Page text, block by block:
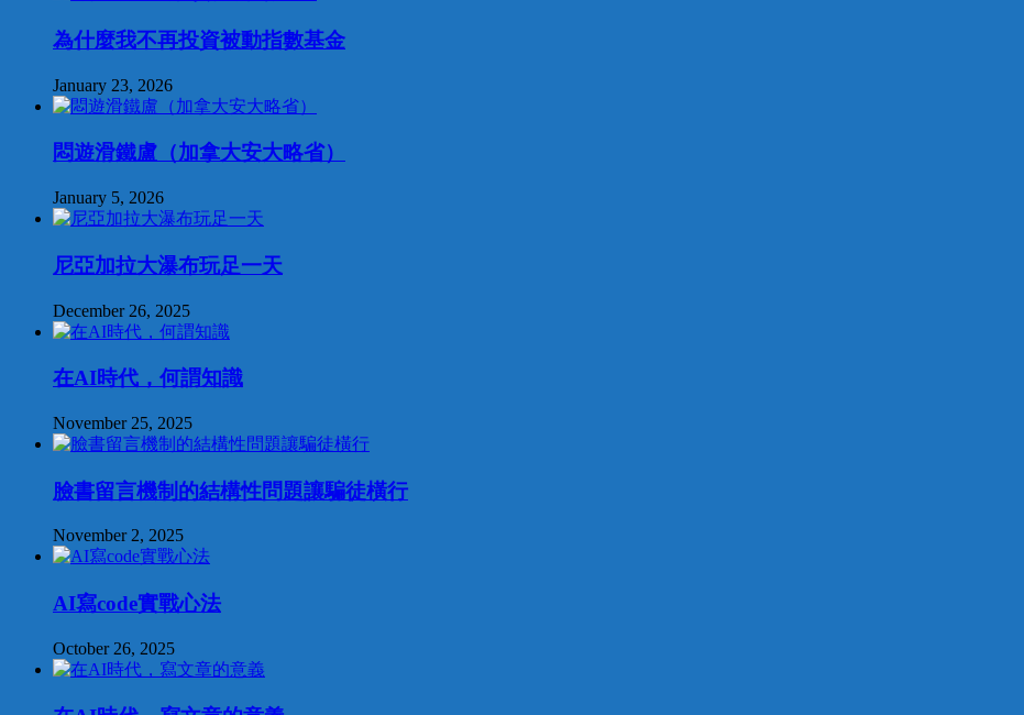
為什麼我不再投資被動指數基金
January 23, 2026
悶遊滑鐵盧（加拿大安大略省）
January 5, 2026
尼亞加拉大瀑布玩足一天
December 26, 2025
在AI時代，何謂知識
November 25, 2025
臉書留言機制的結構性問題讓騙徒橫行
November 2, 2025
AI寫code實戰心法
October 26, 2025